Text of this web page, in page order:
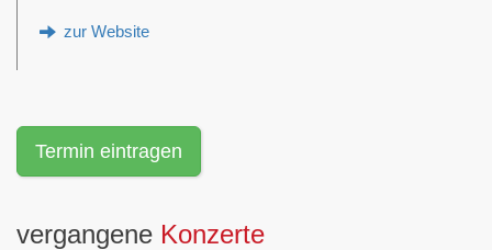
zur Website
Termin eintragen
vergangene Konzerte